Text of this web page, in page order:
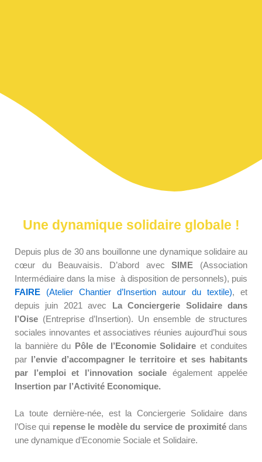
Une dynamique solidaire globale !
Depuis plus de 30 ans bouillonne une dynamique solidaire au
cœur du Beauvaisis. D’abord avecSIME (Association
Intermédiaire dans la mise à disposition de personnels), puis
FAIRE (Atelier Chantier d’Insertion autour du textile), et
depuis juin 2021 avec
La Conciergerie Solidaire dans
l’Oise (Entreprise d’Insertion). Un ensemble de structures
sociales innovantes et associatives réunies aujourd’hui sous
la bannière du
Pôle de l’Economie Solidaire et conduites
par
l’envie d’accompagner le territoire et ses habitants
par l’emploi et l’innovation sociale
également appelée
Insertion par l’Activité Economique.
La toute dernière-née, est la Conciergerie Solidaire dans
l’Oise qui repense le modèle du service de proximitédans
une dynamique d’Economie Sociale et Solidaire.